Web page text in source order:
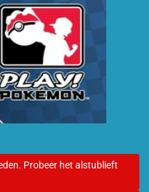
Probeer het alstublieft